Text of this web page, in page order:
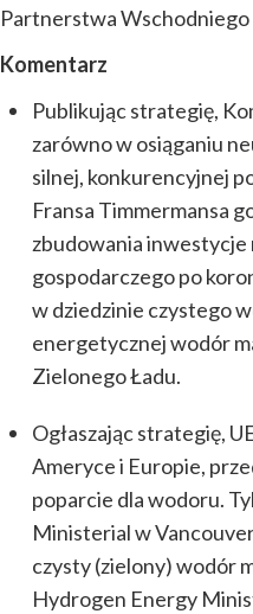
Partnerstwa Wschodniego
Komentarz
Publikując strategię,
zarówno w osiąganiu
silnej, konkurencyjnej
Fransa Timmermansa
zbudowania inwestycje
gospodarczego po
w dziedzinie czystego
energetycznej wodór
Zielonego Ładu.
Ogłaszając strategię,
Ameryce i Europie,
poparcie dla wodoru.
Ministerial w
czysty (zielony) wodór
Hydrogen Energy